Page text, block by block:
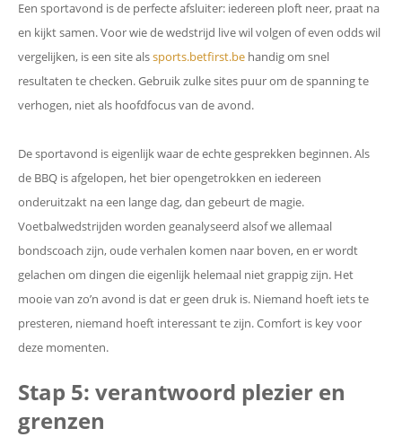
Een sportavond is de perfecte afsluiter: iedereen ploft neer, praat na
en kijkt samen. Voor wie de wedstrijd live wil volgen of even odds wil
vergelijken, is een site alssports.betfirst.be handig om snel
resultaten te checken. Gebruik zulke sites puur om de spanning te
verhogen, niet als hoofdfocus van de avond.
De sportavond is eigenlijk waar de echte gesprekken beginnen. Als
de BBQ is afgelopen, het bier opengetrokken en iedereen
onderuitzakt na een lange dag, dan gebeurt de magie.
Voetbalwedstrijden worden geanalyseerd alsof we allemaal
bondscoach zijn, oude verhalen komen naar boven, en er wordt
gelachen om dingen die eigenlijk helemaal niet grappig zijn. Het
mooie van zo’n avond is dat er geen druk is. Niemand hoeft iets te
presteren, niemand hoeft interessant te zijn. Comfort is key voor
deze momenten.
Stap 5: verantwoord plezier en
grenzen